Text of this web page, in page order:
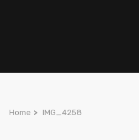
Home > IMG_4258